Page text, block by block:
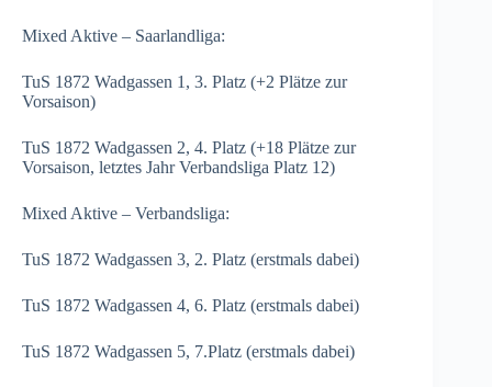
Mixed Aktive – Saarlandliga:
TuS 1872 Wadgassen 1, 3. Platz (+2 Plätze zur
Vorsaison)
TuS 1872 Wadgassen 2, 4. Platz (+18 Plätze zur
Vorsaison, letztes Jahr Verbandsliga Platz 12)
Mixed Aktive – Verbandsliga:
TuS 1872 Wadgassen 3, 2. Platz (erstmals dabei)
TuS 1872 Wadgassen 4, 6. Platz (erstmals dabei)
TuS 1872 Wadgassen 5, 7.Platz (erstmals dabei)